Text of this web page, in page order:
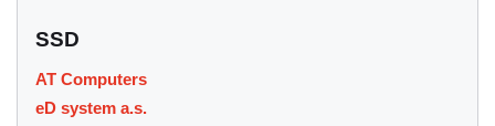
SSD
AT Computers
eD system a.s.